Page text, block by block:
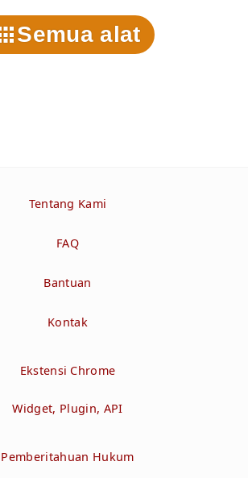
Semua alat
Tentang Kami
FAQ
Bantuan
Kontak
Ekstensi Chrome
Widget, Plugin, API
Pemberitahuan Hukum